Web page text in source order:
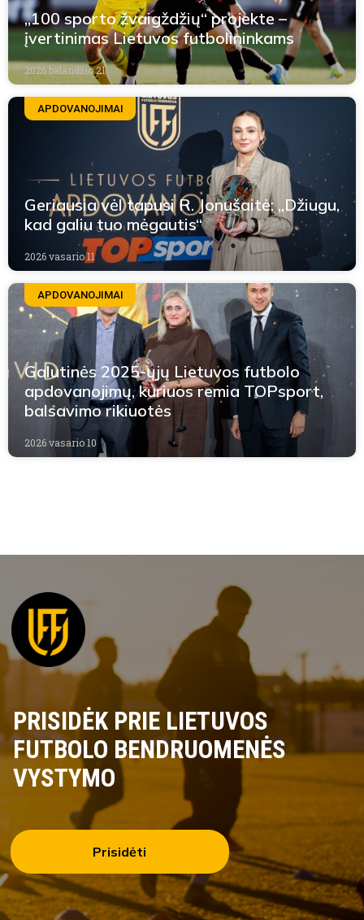
„100 sporto žvaigždžių“ projekte –
įvertinimas Lietuvos futbolininkams
2026 balandžio 21
APDOVANOJIMAI
Geriausia vėl tapusi R. Jonušaitė: „Džiugu,
kad galiu tuo mėgautis“
2026 vasario 11
APDOVANOJIMAI
Galutinės 2025-ųjų Lietuvos futbolo
apdovanojimų, kuriuos remia TOPsport,
balsavimo rikiuotės
2026 vasario 10
PRISIDĖK PRIE LIETUVOS
FUTBOLO BENDRUOMENĖS
VYSTYMO
Prisidėti